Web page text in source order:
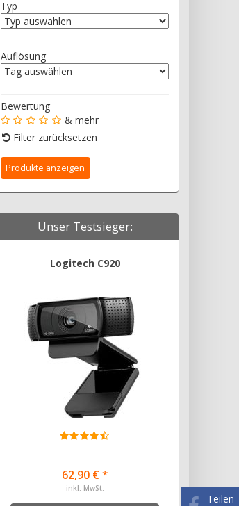
Teilen
Typ
Auflösung
Bewertung
& mehr
Filter zurücksetzen
Unser Testsieger:
Logitech C920
62,90 € *
inkl. MwSt.